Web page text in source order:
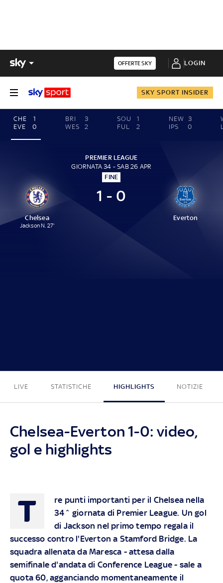
OFFERTE SKY LOGIN
SKY SPORT INSIDER
CHE
1
EVE
0
BRI
3
WES
2
SOU
1
FUL
2
NEW 3
IPS
0
PREMIER LEAGUE
GIORNATA 34 - SAB 26 APR
FINE
Chelsea
Jackson N. 27'
1 - 0
Everton
LIVE STATISTICHE HIGHLIGHTS NOTIZIE
Chelsea-Everton 1-0: video,
gol e highlights
T
re punti importanti per il Chelsea nella
34^ giornata di Premier League. Un gol
di Jackson nel primo tempo regala il
successo contro l'Everton a Stamford Bridge. La
squadra allenata da Maresca - attesa dalla
semifinale d'andata di Conference League - sale a
quota 60, agganciando momentaneamente il